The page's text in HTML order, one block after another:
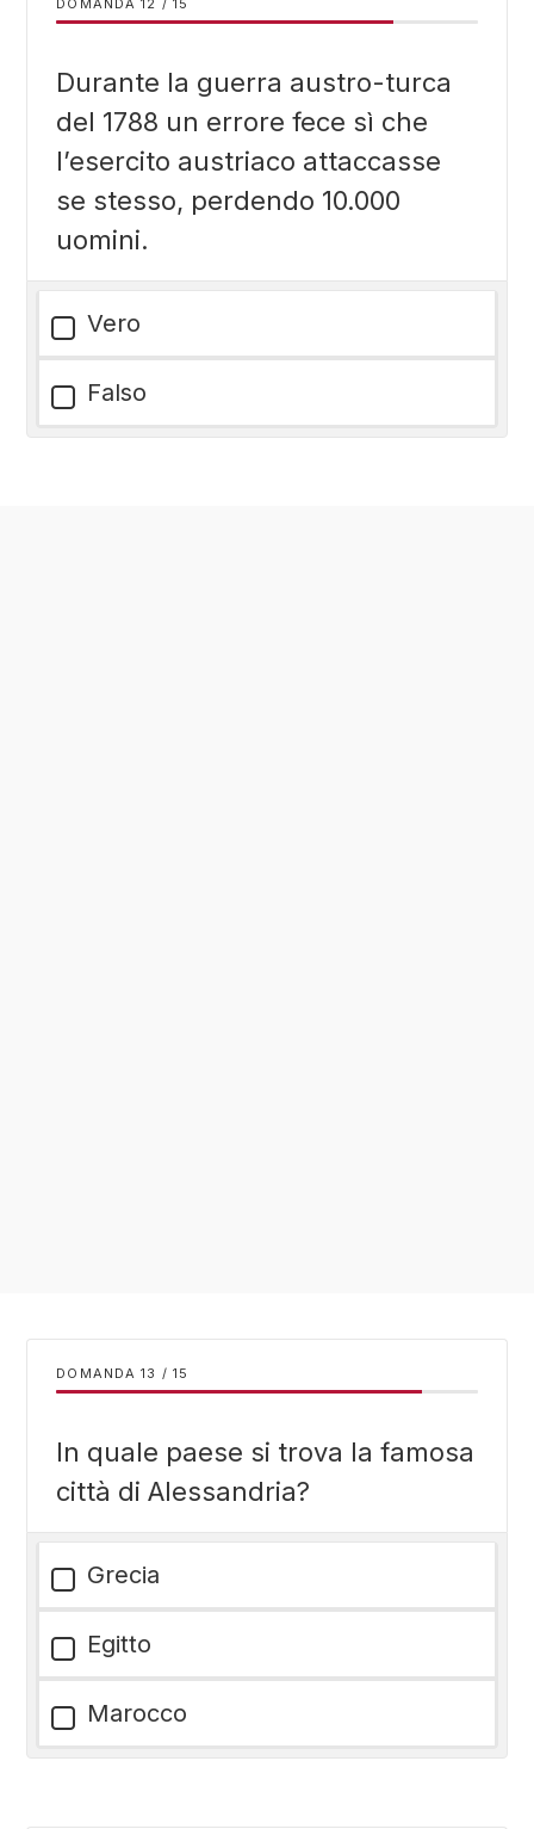
DOMANDA / 15
Durante la guerra austro-turca
del 1788 un errore fece sì che
l’esercito austriaco attaccasse
se stesso, perdendo 10.000
uomini.
Vero
Falso
DOMANDA / 15
In quale paese si trova la famosa
città di Alessandria?
Grecia
Egitto
Marocco